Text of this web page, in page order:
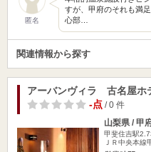
匿名
すが、甲府のそれも満
心部…
関連情報から探す
アーバンヴィラ 古名屋ホ
-点/ 0 件
山梨県 / 甲
甲斐住吉駅
ＪＲ中央本線